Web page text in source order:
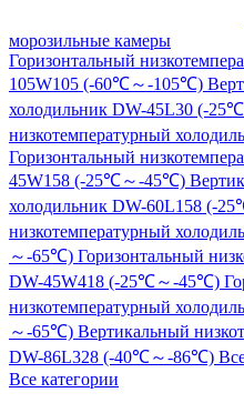
морозильные камеры
Горизонтальный
105W105 (-60℃～-105℃)
холодильник DW-45L30 (-
низкотемпературный
Горизонтальный
45W158 (-25℃～-45℃)
холодильник DW-60L158 (-
низкотемпературный
～-65℃) Горизонтальный
DW-45W418 (-25℃～-45℃)
низкотемпературный
～-65℃) Вертикальный
DW-86L328 (-40℃～-86℃)
Все категории